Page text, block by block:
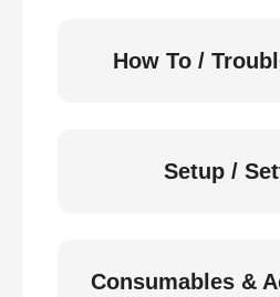
How To /
Setup /
Consumables &